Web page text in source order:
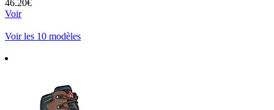
46.20€
Voir
Voir les 10 modèles